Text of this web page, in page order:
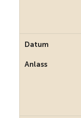
Datum
Anlass